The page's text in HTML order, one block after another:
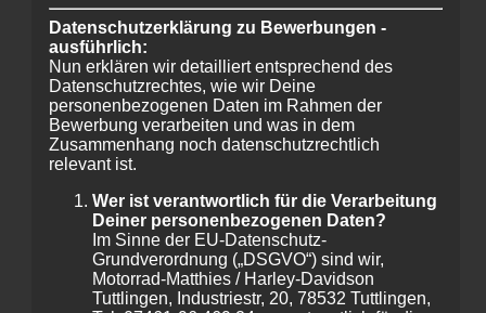
Datenschutzerklärung zu Bewerbungen -
ausführlich:
Nun erklären wir detailliert entsprechend des
Datenschutzrechtes, wie wir Deine
personenbezogenen Daten im Rahmen der
Bewerbung verarbeiten und was in dem
Zusammenhang noch datenschutzrechtlich
relevant ist.
Wer ist verantwortlich für die Verarbeitung
Deiner personenbezogenen Daten?
Im Sinne der EU-Datenschutz-
Grundverordnung („DSGVO“) sind wir,
Motorrad-Matthies / Harley-Davidson
Tuttlingen, Industriestr, 20, 78532 Tuttlingen,